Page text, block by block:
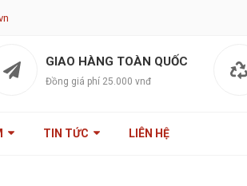
GIAO HÀNG TOÀN QUỐC
Đồng giá phí 25.000 vnđ
TIN TỨC LIÊN HỆ